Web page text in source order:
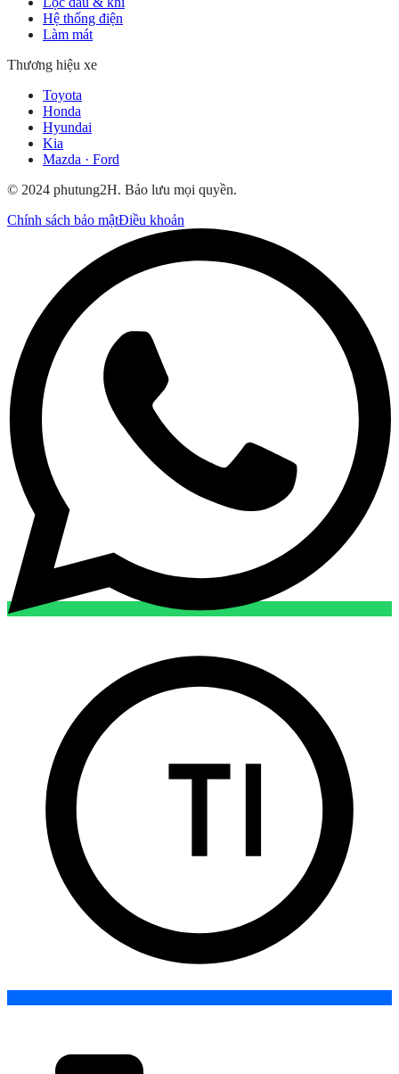
Hệ thống điện
Làm mát
Thương hiệu xe
Toyota
Honda
Hyundai
Kia
Mazda · Ford
© 2024 phutung2H. Bảo lưu mọi quyền.
Chính sách bảo mậtĐiều khoản